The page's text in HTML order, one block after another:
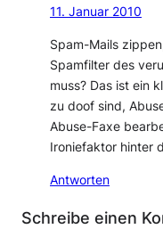
11. Januar 2010
Spam-Mails
Spamfilter des
muss? Das ist ein
zu doof sind,
Abuse-Faxe
Ironiefaktor hinter
Antworten
Schreibe einen